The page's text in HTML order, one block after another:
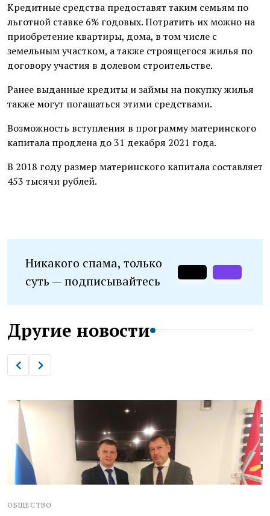
Кредитные средства предоставят таким семьям по
льготной ставке 6% годовых. Потратить их можно на
приобретение квартиры, дома, в том числе с
земельным участком, а также строящегося жилья по
договору участия в долевом строительстве.
Ранее выданные кредиты и займы на покупку жилья
также могут погашаться этими средствами.
Возможность вступления в программу материнского
капитала продлена до 31 декабря 2021 года.
В 2018 году размер материнского капитала составляет
453 тысячи рублей.
Никакого спама, только
суть — подписывайтесь
Другие новости
ОБЩЕСТВО